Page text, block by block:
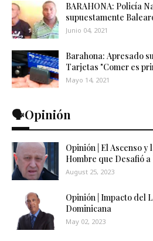
BARAHONA: Policía
supuestamente
Junio 04, 2021
Barahona: Apresado
Tarjetas "Comer es
Mayo 14, 2021
🗣️Opinión
Opinión | El Ascenso
Hombre que Desafió a
August 25, 2023
Opinión | Impacto del
Dominicana
May 02, 2023